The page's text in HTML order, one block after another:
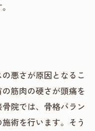
悪さが原因となるこ
筋肉の硬さが頭痛を
院では、骨格バラン
術を行います。そう